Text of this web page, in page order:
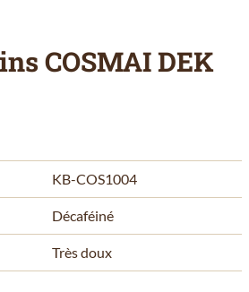
COSMAI DEK
KB-COS1004
Décaféiné
Très doux